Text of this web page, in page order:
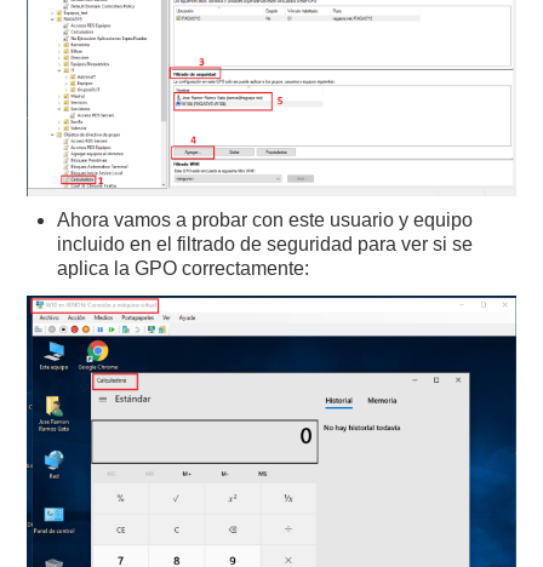
Ahora vamos a probar con este usuario y equipo
incluido en el filtrado de seguridad para ver si se
aplica la GPO correctamente: